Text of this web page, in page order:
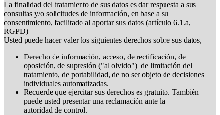
La finalidad del tratamiento de sus datos es dar respuesta a sus
consultas y/o solicitudes de información, en base a su
consentimiento, facilitado al aportar sus datos (artículo 6.1.a,
RGPD)
Usted puede hacer valer los siguientes derechos sobre sus datos,
Derecho de información, acceso, de rectificación, de
oposición, de supresión ("al olvido"), de limitación del
tratamiento, de portabilidad, de no ser objeto de decisiones
individuales automatizadas.
Recuerde que ejercitar sus derechos es gratuito. También
puede usted presentar una reclamación ante la
autoridad de control.